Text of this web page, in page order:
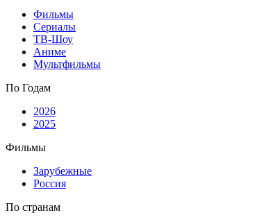
Фильмы
Сериалы
ТВ-Шоу
Аниме
Мультфильмы
По Годам
2026
2025
Фильмы
Зарубежные
Россия
По странам